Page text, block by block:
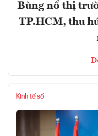
Bùng nổ thị
TP.HCM, thu
Kinh tế số